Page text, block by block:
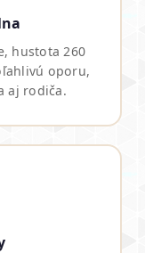
hustota 260
oporu,
aj rodiča.